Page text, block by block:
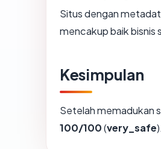
Situs dengan
mencakup baik bisnis
Kesimpulan
Setelah memadukan
100/100(very_safe).